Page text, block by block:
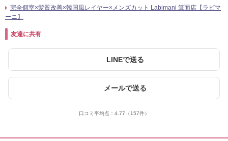
完全個室×髪質改善×韓国風レイヤー×メンズカット Labimani 箕面店【ラビマ
ーニ】
友達に共有
LINEで送る
メールで送る
口コミ平均点： 4.77 （157件）